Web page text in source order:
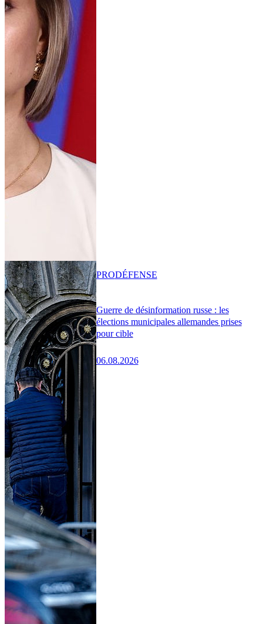
Guerre de désinformation russe : les
élections municipales allemandes prises
pour cible
06.08.2026
PRODÉFENSE